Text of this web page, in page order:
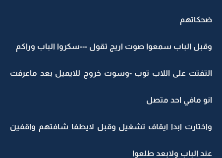
ضحكاتهم
وقبل الباب سمعوا صوت اريج تقول ---سكروا الباب وراكم
التفتت على اللاب توب -وسوت خروج للايميل بعد ماعرفت
انو مافي احد متصل
واختارت ابدا ايقاف تشغيل وقبل لايطفا شافتهم واقفين
عند الباب ولابعد طلعوا